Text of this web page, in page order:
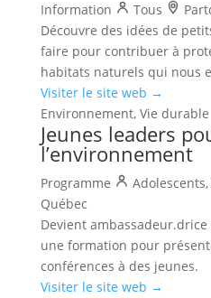
Information Tous
Découvre des idées de
faire pour contribuer à
habitats naturels qui nous
Visiter le site web →
Environnement, Vie durable
Jeunes leaders
l’environnement
Programme
Québec
Devient
une formation pour
conférences à des jeunes.
Visiter le site web →